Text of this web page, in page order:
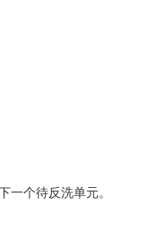
个待反洗单元。